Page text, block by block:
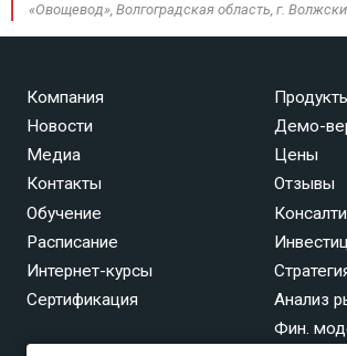
«Овощевод», Волгоградская область, г.
Компания
Новости
Медиа
Контакты
Демо-
Цены
Отзывы
Обучение
Расписание
Интернет-курсы
Сертификация
Анализ
Фин.